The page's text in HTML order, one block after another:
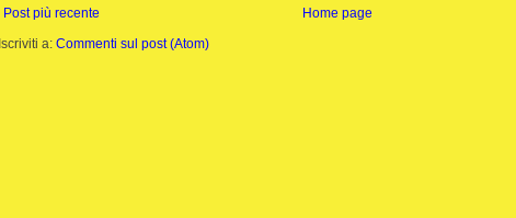
Post più recente
Home page
Iscriviti a: Commenti sul post (Atom)